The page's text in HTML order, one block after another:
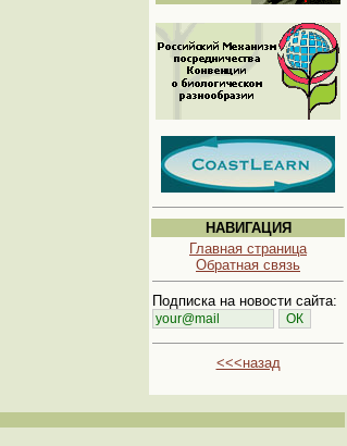
НАВИГАЦИЯ
Главная страница
Обратная связь
Подписка на новости сайта:
<<<назад